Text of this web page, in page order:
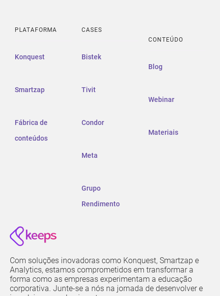
PLATAFORMA
Konquest
Smartzap
Fábrica de
conteúdos
CASES
Bistek
Tivit
Condor
Meta
Grupo
Rendimento
CONTEÚDO
Blog
Webinar
Materiais
Com soluções inovadoras como Konquest, Smartzap e
Analytics, estamos comprometidos em transformar a
forma como as empresas experimentam a educação
corporativa. Junte-se a nós na jornada de desenvolver e